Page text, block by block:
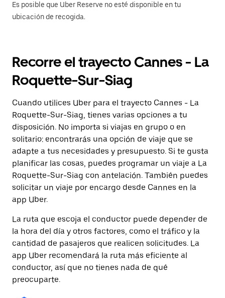
Es posible que Uber Reserve no esté disponible en tu
ubicación de recogida.
Recorre el trayecto Cannes - La
Roquette-Sur-Siag
Cuando utilices Uber para el trayecto Cannes - La
Roquette-Sur-Siag, tienes varias opciones a tu
disposición. No importa si viajas en grupo o en
solitario: encontrarás una opción de viaje que se
adapte a tus necesidades y presupuesto. Si te gusta
planificar las cosas, puedes programar un viaje a La
Roquette-Sur-Siag con antelación. También puedes
solicitar un viaje por encargo desde Cannes en la
app Uber.
La ruta que escoja el conductor puede depender de
la hora del día y otros factores, como el tráfico y la
cantidad de pasajeros que realicen solicitudes. La
app Uber recomendará la ruta más eficiente al
conductor, así que no tienes nada de qué
preocuparte.